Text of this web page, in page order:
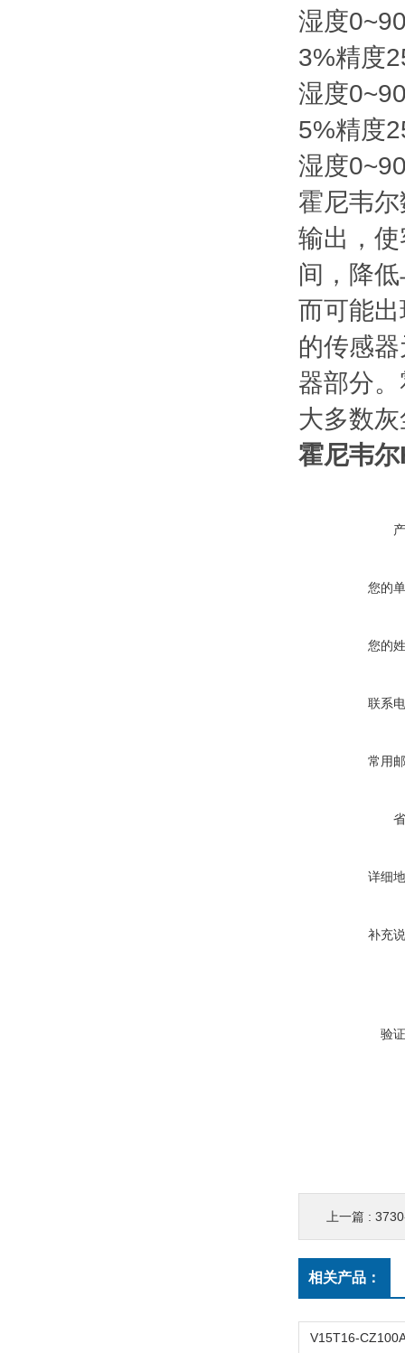
湿度
3%精度
湿度
5%精度
湿度
霍尼韦
输出，
间，降
而可能
的传感
器部分
大多数
霍尼韦
您的
您的
联系
常用
详细
补充
验
上一篇 : 3730-
相关产品：